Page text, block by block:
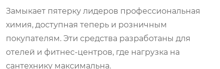
Замыкает пятерку лидеров профессиональная
химия, доступная теперь и розничным
покупателям. Эти средства разработаны для
отелей и фитнес-центров, где нагрузка на
сантехнику максимальна.